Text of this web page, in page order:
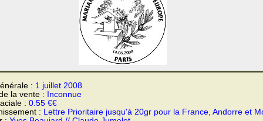
: 1 juillet 2008
la vente :
Inconnue
: 0.55 €€
: Lettre Prioritaire jusqu'à 20gr pour la France, Andorre et